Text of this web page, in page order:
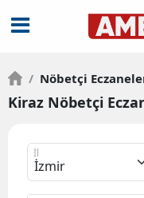
/ Nöbetçi
Kiraz Nöbetçi
İl